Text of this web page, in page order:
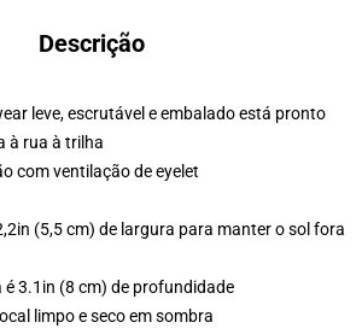
Descrição
leve, escrutável e embalado está pronto
à rua à trilha
com ventilação de eyelet
(5,5 cm) de largura para manter o sol fora
3.1in (8 cm) de profundidade
limpo e seco em sombra